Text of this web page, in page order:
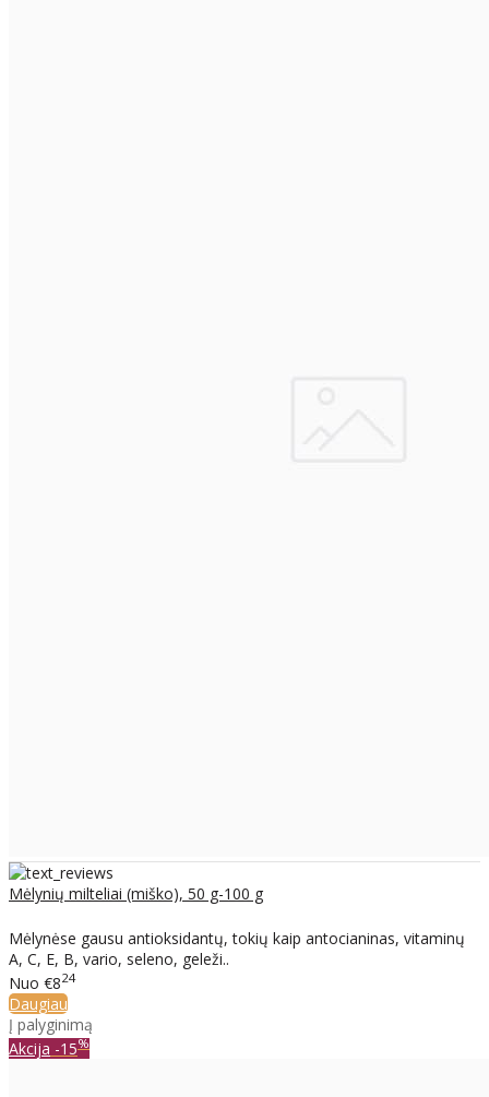
Mėlynių milteliai (miško), 50 g-100 g
Mėlynėse gausu antioksidantų, tokių kaip antocianinas, vitaminų
A, C, E, B, vario, seleno, geleži..
Nuo €824
Daugiau
Į palyginimą
Akcija -15%